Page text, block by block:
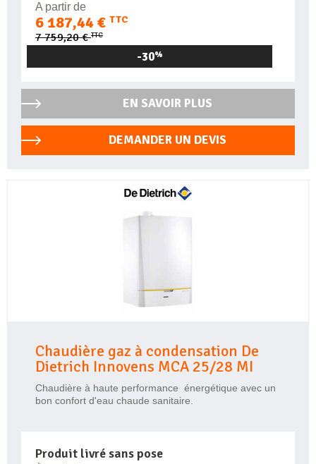
A partir de
6 187,44 € TTC
7 759,20 €TTC
-30%
EN SAVOIR PLUS
DEMANDER UN DEVIS
Chaudière gaz à condensation De
Dietrich Innovens MCA 25/28 MI
Chaudière à haute performance énergétique avec un
bon confort d'eau chaude sanitaire.
Produit livré sans pose